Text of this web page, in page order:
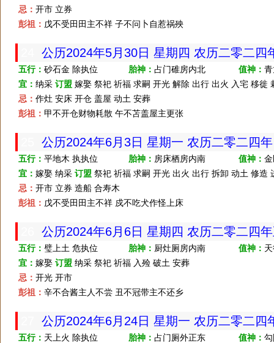
忌： 开市 立券
彭祖： 戊不受田田主不祥 子不问卜自惹祸殃
公历2024年5月30日 星期四 农历二零二
五行： 砂石金 除执位 胎神： 占门碓房内北 值神：
宜： 纳采 订盟 嫁娶 祭祀 祈福 求嗣 开光 解除 出行 出火 入宅 移徙
忌： 作灶 安床 开仓 盖屋 动土 安葬
彭祖： 甲不开仓财物耗散 午不苫盖屋主更张
公历2024年6月3日 星期一 农历二零二四
五行： 平地木 执执位 胎神： 房床栖房内南 值神：
宜： 嫁娶 纳采 订盟 祭祀 祈福 求嗣 开光 出火 出行 拆卸 动土 修造
忌： 开市 立券 造船 合寿木
彭祖： 戊不受田田主不祥 戍不吃犬作怪上床
公历2024年6月6日 星期四 农历二零二四
五行： 璧上土 危执位 胎神： 厨灶厕房内南 值神：
宜： 嫁娶 订盟 纳采 祭祀 祈福 入殓 破土 安葬
忌： 开光 开市
彭祖： 辛不合酱主人不尝 丑不冠带主不还乡
公历2024年6月24日 星期一 农历二零二
五行： 天上火 除执位 胎神： 占门厕外正东 值神：